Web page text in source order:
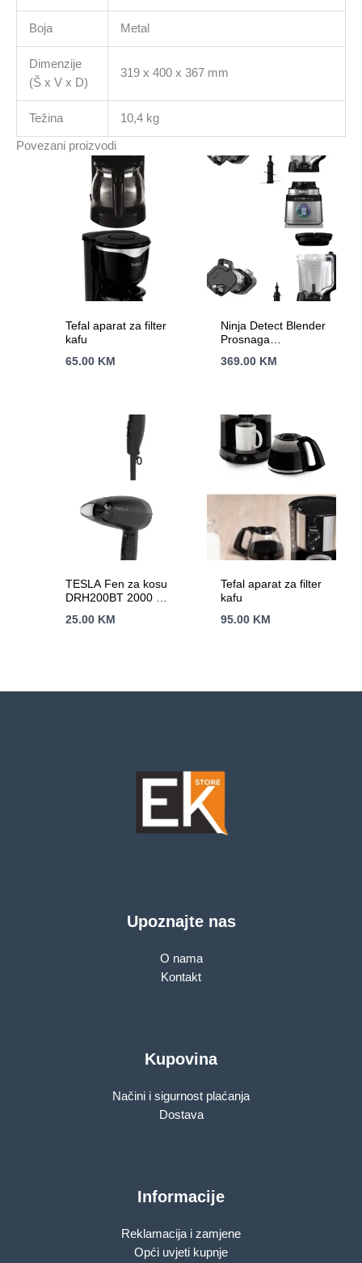
Boja Metal
Dimenzije
(Š x V x D)
319 x 400 x 367 mm
Težina 10,4 kg
Povezani proizvodi
Tefal aparat za filter
kafu
65.00 KM
Ninja Detect Blender
Prosnaga
tehn.15 funk,2.1L
369.00 KM
TESLA Fen za kosu
DRH200BT 2000 W /
25.00 KM
Tefal aparat za filter
kafu
95.00 KM
Upoznajte nas
O nama
Kontakt
Kupovina
Načini i sigurnost plaćanja
Dostava
Informacije
Reklamacija i zamjene
Opći uvjeti kupnje